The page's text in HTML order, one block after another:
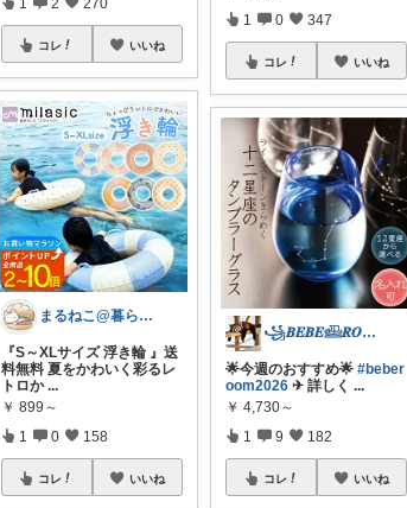
コレ いいね
まるねこ@暮らしと子育て🐈️🌸
『S～XLサイズ 浮き輪 』送
料無料 夏をかわいく彩るレ
トロか ...
￥ 899～
1 0 158
コレ いいね
1 0 347
コレ いいね
꧁𝑩𝑬𝑩𝑬𓊝𝑹𝑶𝑶𝑴꧂
🌟今週のおすすめ🌟#beber
oom2026 ✈︎ 詳しく ...
￥ 4,730～
1 9 182
コレ いいね